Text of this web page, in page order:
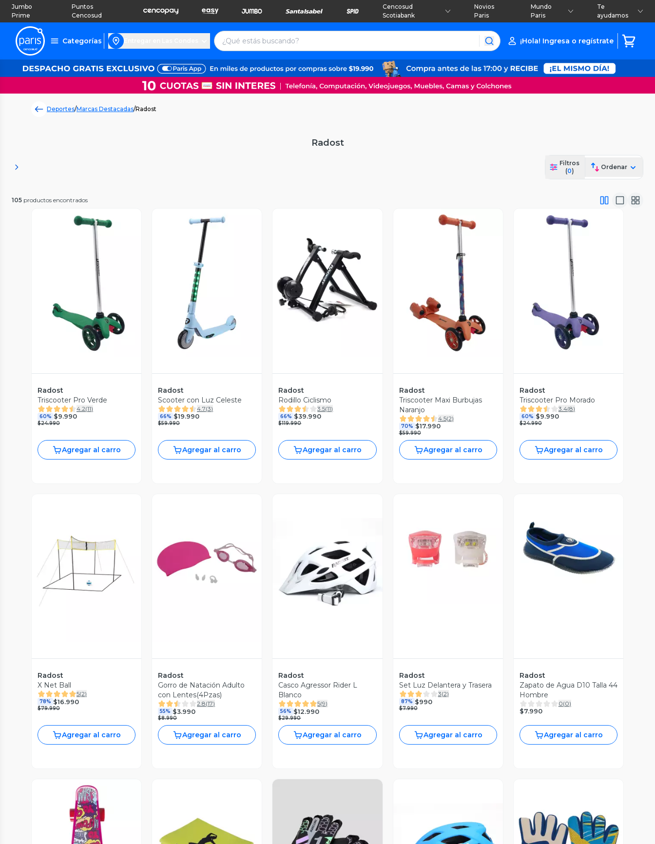
Jumbo
Prime
Puntos
Cencosud
Cencosud
Scotiabank
Novios
Paris
Mundo
Paris
Te
ayudamos
Categorías ¡Hola! Ingresa o regístrate
Deportes/Marcas Destacadas/Radost
Radost
Filtros
(0)
Ordenar
105 productos encontrados
Vista Previa
Radost
Triscooter Pro Verde
4.2(11)
60% $9.990
$24.990
Agregar al carro
Vista Previa
Radost
Scooter con Luz Celeste
4.7(3)
66% $19.990
$59.990
Agregar al carro
Vista Previa
Radost
Rodillo Ciclismo
3.5(11)
66% $39.990
$119.990
Agregar al carro
Vista Previa
Radost
Triscooter Maxi Burbujas
Naranjo
4.5(2)
70% $17.990
$59.990
Agregar al carro
Vista Previa
Radost
Triscooter Pro Morado
3.4(8)
60% $9.990
$24.990
Agregar al carro
Vista Previa
Radost
X Net Ball
5(2)
78% $16.990
$79.990
Agregar al carro
Vista Previa
Radost
Gorro de Natación Adulto
con Lentes(4Pzas)
2.8(17)
55% $3.990
$8.990
Agregar al carro
Vista Previa
Radost
Casco Agressor Rider L
Blanco
5(9)
56% $12.990
$29.990
Agregar al carro
Vista Previa
Radost
Set Luz Delantera y Trasera
3(2)
87% $990
$7.990
Agregar al carro
Vista Previa
Radost
Zapato de Agua D10 Talla 44
Hombre
0(0)
$7.990
Agregar al carro